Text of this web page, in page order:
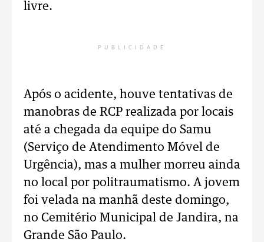
livre.
PUBLICIDADE
Após o acidente, houve tentativas de
manobras de RCP realizada por locais
até a chegada da equipe do Samu
(Serviço de Atendimento Móvel de
Urgência), mas a mulher morreu ainda
no local por politraumatismo. A jovem
foi velada na manhã deste domingo,
no Cemitério Municipal de Jandira, na
Grande São Paulo.